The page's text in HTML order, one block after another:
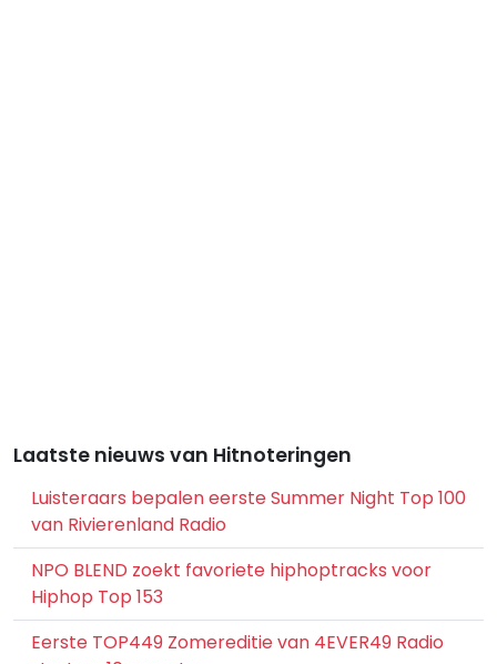
Laatste nieuws van Hitnoteringen
Luisteraars bepalen eerste Summer Night Top 100
van Rivierenland Radio
NPO BLEND zoekt favoriete hiphoptracks voor
Hiphop Top 153
Eerste TOP449 Zomereditie van 4EVER49 Radio